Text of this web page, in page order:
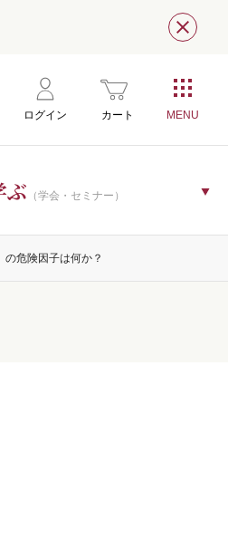
閉じ
ログイン カート
ぶ （学会・セミナー）
危険因子は何か？